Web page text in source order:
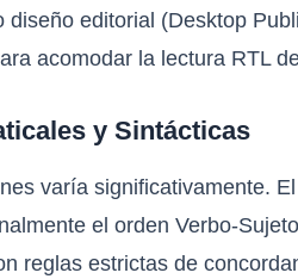
diseño editorial (Desktop
acomodar la lectura RTL
y Sintácticas
varía significativamente.
el orden Verbo-
reglas estrictas de